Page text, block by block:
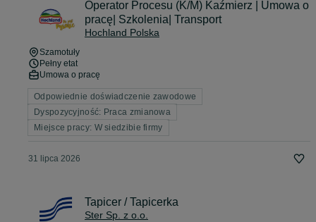
Operator Procesu (K/M) Kaźmierz | Umowa o
pracę| Szkolenia| Transport
Hochland Polska
Szamotuły
Pełny etat
Umowa o pracę
Odpowiednie doświadczenie zawodowe
Dyspozycyjność: Praca zmianowa
Miejsce pracy: W siedzibie firmy
31 lipca 2026
Tapicer / Tapicerka
Ster Sp. z o.o.